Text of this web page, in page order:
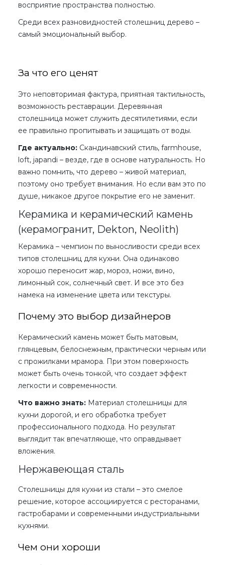
восприятие пространства полностью.
Среди всех разновидностей столешниц дерево –
самый эмоциональный выбор.
За что его ценят
Это неповторимая фактура, приятная тактильность,
возможность реставрации. Деревянная
столешница может служить десятилетиями, если
ее правильно пропитывать и защищать от воды.
Где актуально: Скандинавский стиль, farmhouse,
loft, japandi – везде, где в основе натуральность. Но
важно помнить, что дерево – живой материал,
поэтому оно требует внимания. Но если вам это по
душе, никакое другое покрытие его не заменит.
Керамика и керамический камень
(керамогранит, Dekton, Neolith)
Керамика – чемпион по выносливости среди всех
типов столешниц для кухни. Она одинаково
хорошо переносит жар, мороз, ножи, вино,
лимонный сок, солнечный свет. И все это без
намека на изменение цвета или текстуры.
Почему это выбор дизайнеров
Керамический камень может быть матовым,
глянцевым, белоснежным, практически черным или
с прожилками мрамора. При этом поверхность
может быть очень тонкой, что создает эффект
легкости и современности.
Что важно знать: Материал столешницы для
кухни дорогой, и его обработка требует
профессионального подхода. Но результат
выглядит так впечатляюще, что оправдывает
вложения.
Нержавеющая сталь
Столешницы для кухни из стали – это смелое
решение, которое ассоциируется с ресторанами,
гастробарами и современными индустриальными
кухнями.
Чем они хороши